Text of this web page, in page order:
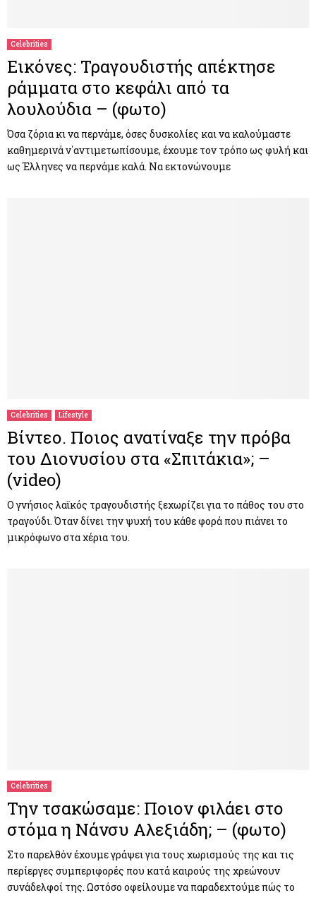
Celebrities
Εικόνες: Τραγουδιστής απέκτησε
ράμματα στο κεφάλι από τα
λουλούδια – (φωτο)
Όσα ζόρια κι να περνάμε, όσες δυσκολίες και να καλούμαστε
καθημερινά ν΄αντιμετωπίσουμε, έχουμε τον τρόπο ως φυλή και
ως Έλληνες να περνάμε καλά. Να εκτονώνουμε
Celebrities Lifestyle
Βίντεο. Ποιος ανατίναξε την πρόβα
του Διονυσίου στα «Σπιτάκια»; –
(video)
Ο γνήσιος λαϊκός τραγουδιστής ξεχωρίζει για το πάθος του στο
τραγούδι. Όταν δίνει την ψυχή του κάθε φορά που πιάνει το
μικρόφωνο στα χέρια του.
Celebrities
Tην τσακώσαμε: Ποιον φιλάει στο
στόμα η Νάνσυ Αλεξιάδη; – (φωτο)
Στο παρελθόν έχουμε γράψει για τους χωρισμούς της και τις
περίεργες συμπεριφορές που κατά καιρούς της χρεώνουν
συνάδελφοί της. Ωστόσο οφείλουμε να παραδεχτούμε πώς το